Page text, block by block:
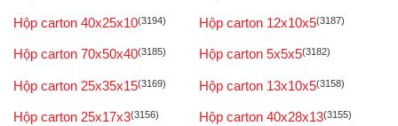
Hộp carton 40x25x10(3194) Hộp carton 12x10x5(3187)
Hộp carton 70x50x40(3185) Hộp carton 5x5x5(3182)
Hộp carton 25x35x15(3169) Hộp carton 13x10x5(3158)
Hộp carton 25x17x3(3156) Hộp carton 40x28x13(3155)